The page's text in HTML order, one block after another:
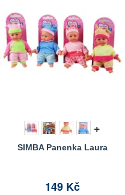
+
SIMBA Panenka Laura
149 Kč